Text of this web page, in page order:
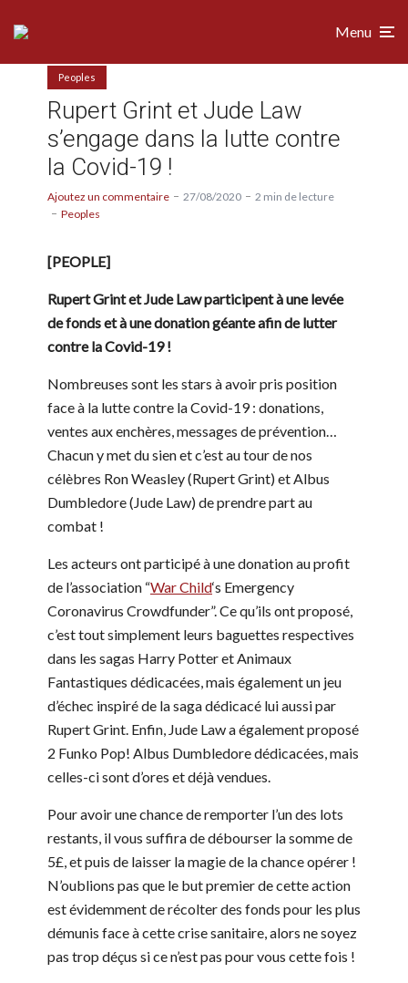
Menu
Peoples
Rupert Grint et Jude Law
s’engage dans la lutte contre
la Covid-19 !
Ajoutez un commentaire 27/08/2020
2 min de lecture
Peoples
[PEOPLE]
Rupert Grint et Jude Law participent à une levée
de fonds et à une donation géante afin de lutter
contre la Covid-19 !
Nombreuses sont les stars à avoir pris position
face à la lutte contre la Covid-19 : donations,
ventes aux enchères, messages de prévention…
Chacun y met du sien et c’est au tour de nos
célèbres Ron Weasley (Rupert Grint) et Albus
Dumbledore (Jude Law) de prendre part au
combat !
Les acteurs ont participé à une donation au profit
de l’association “War Child‘s Emergency
Coronavirus Crowdfunder”. Ce qu’ils ont proposé,
c’est tout simplement leurs baguettes respectives
dans les sagas Harry Potter et Animaux
Fantastiques dédicacées, mais également un jeu
d’échec inspiré de la saga dédicacé lui aussi par
Rupert Grint. Enfin, Jude Law a également proposé
2 Funko Pop! Albus Dumbledore dédicacées, mais
celles-ci sont d’ores et déjà vendues.
Pour avoir une chance de remporter l’un des lots
restants, il vous suffira de débourser la somme de
5£, et puis de laisser la magie de la chance opérer !
N’oublions pas que le but premier de cette action
est évidemment de récolter des fonds pour les plus
démunis face à cette crise sanitaire, alors ne soyez
pas trop déçus si ce n’est pas pour vous cette fois !